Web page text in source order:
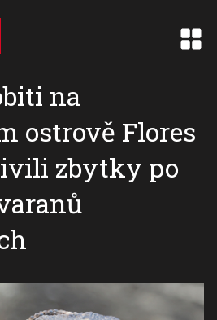
na
ostrově Flores
zbytky po